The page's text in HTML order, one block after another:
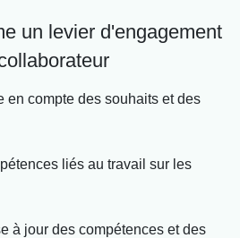
un levier d'engagement
en compte des souhaits et des
liés au travail sur les
à jour des compétences et des